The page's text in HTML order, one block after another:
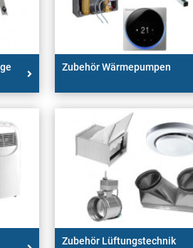
Zubehör Wärmepumpen
Zubehör Lüftungstechnik